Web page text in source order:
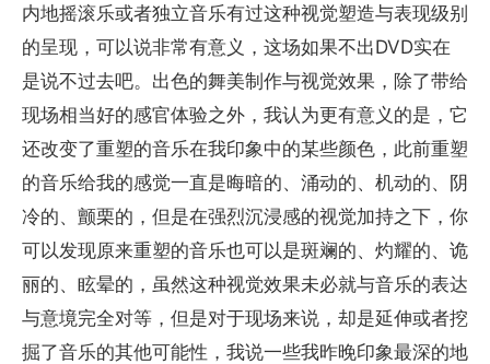
内地摇滚乐或者独立音乐有过这种视觉塑造与表现级别
的呈现，可以说非常有意义，这场如果不出DVD实在
是说不过去吧。出色的舞美制作与视觉效果，除了带给
现场相当好的感官体验之外，我认为更有意义的是，它
还改变了重塑的音乐在我印象中的某些颜色，此前重塑
的音乐给我的感觉一直是晦暗的、涌动的、机动的、阴
冷的、颤栗的，但是在强烈沉浸感的视觉加持之下，你
可以发现原来重塑的音乐也可以是斑斓的、灼耀的、诡
丽的、眩晕的，虽然这种视觉效果未必就与音乐的表达
与意境完全对等，但是对于现场来说，却是延伸或者挖
掘了音乐的其他可能性，我说一些我昨晚印象最深的地